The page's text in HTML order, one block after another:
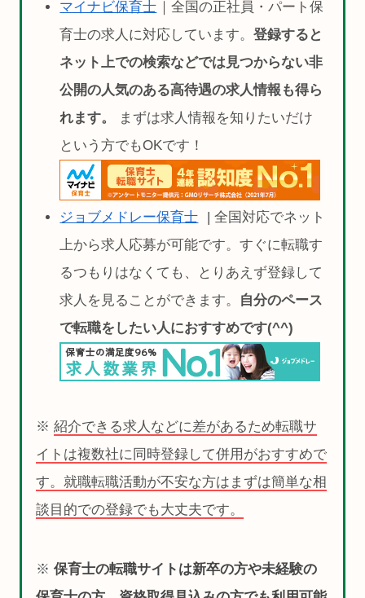
マイナビ保育士 ｜全国の正社員・パート保
育士の求人に対応しています。登録すると
ネット上での検索などでは見つからない非
公開の人気のある高待遇の求人情報も得ら
れます。
まずは求人情報を知りたいだけ
という方でもOKです！
ジョブメドレー保育士
| 全国対応でネット
上から求人応募が可能です。すぐに転職す
るつもりはなくても、とりあえず登録して
求人を見ることができます。 自分のペース
で転職をしたい人におすすめです(^^)
※ 紹介できる求人などに差があるため転職サ
イトは複数社に同時登録して併用がおすすめで
す。就職転職活動が不安な方はまずは簡単な相
談目的での登録でも大丈夫です。
※ 保育士の転職サイトは新卒の方や未経験の